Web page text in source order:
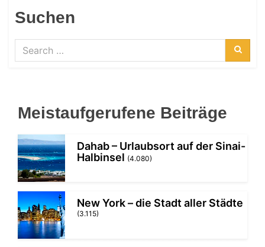
Suchen
Search
Meistaufgerufene Beiträge
Dahab – Urlaubsort auf der Sinai-
Halbinsel (4.080)
New York – die Stadt aller Städte
(3.115)